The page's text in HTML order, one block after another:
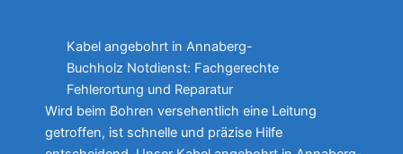
Kabel angebohrt in Annaberg-
Buchholz Notdienst: Fachgerechte
Fehlerortung und Reparatur
Wird beim Bohren versehentlich eine Leitung
getroffen, ist schnelle und präzise Hilfe